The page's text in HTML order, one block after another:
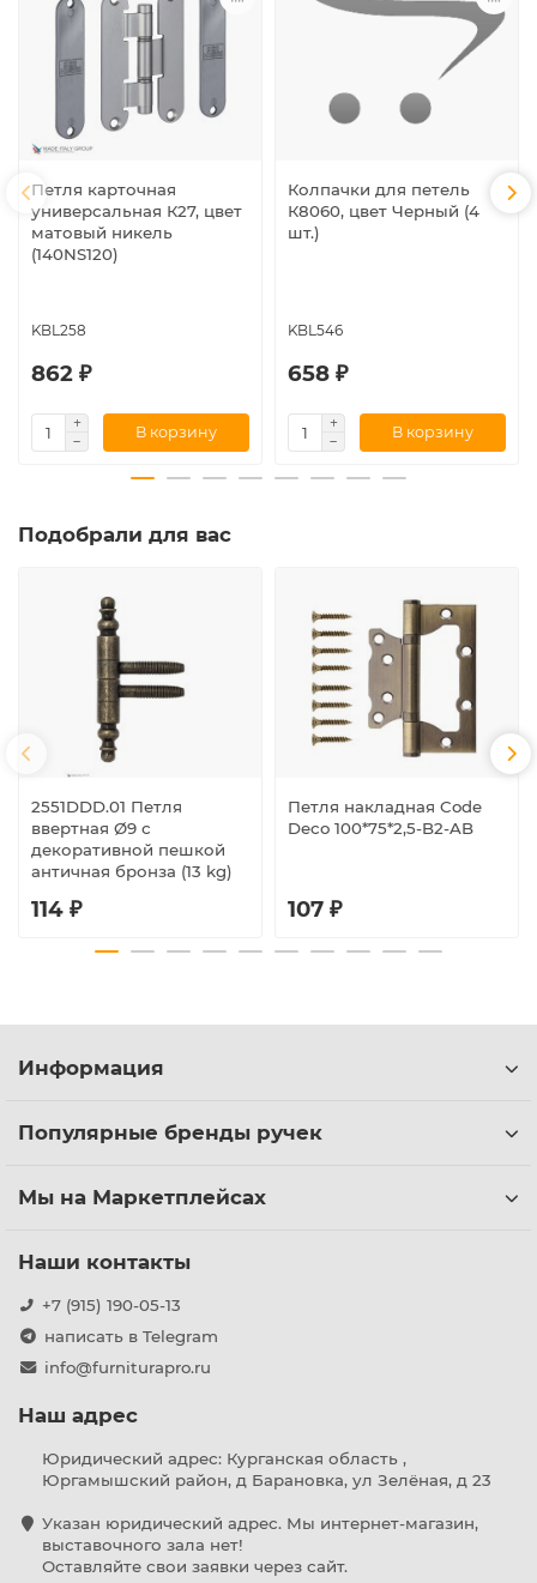
Петля карточная
универсальная К27, цвет
матовый никель
(140NS120)
KBL258
862 ₽
В корзину
Колпачки для петель
К8060, цвет Черный (4
шт.)
KBL546
658 ₽
В корзину
Подобрали для вас
2551DDD.01 Петля
ввертная Ø9 с
декоративной пешкой
античная бронза (13 kg)
114 ₽
Петля накладная Code
Deco 100*75*2,5-B2-AB
107 ₽
Информация
Популярные бренды ручек
Мы на Маркетплейсах
Наши контакты
+7 (915) 190-05-13
написать в Telegram
info@furniturapro.ru
Наш адрес
Юридический адрес: Курганская область ,
Юргамышский район, д Барановка, ул Зелёная, д 23
Указан юридический адрес. Мы интернет-магазин,
выставочного зала нет!
Оставляйте свои заявки через сайт.